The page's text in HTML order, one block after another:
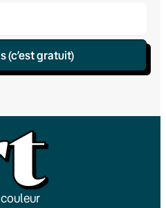
(c’est gratuit)